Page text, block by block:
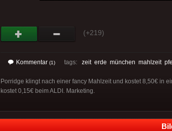
(+219)
Kommentar (1) tags: zeit erde münchen mahlzeit
Porridge klingt nach einer fancy Mahlzeit und kostet 8,50€ in
kostet 0,15€ beim ALDI. Marketing.